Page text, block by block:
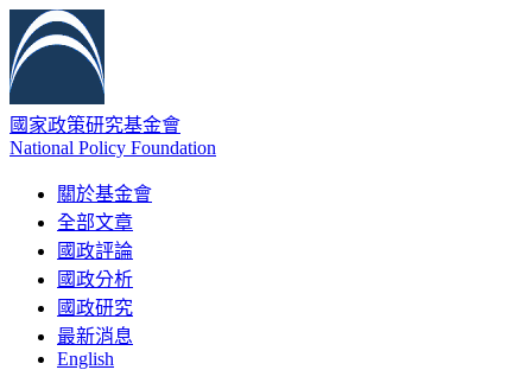
國家政策研究基金會
National Policy Foundation
關於基金會
全部文章
國政評論
國政分析
國政研究
最新消息
English